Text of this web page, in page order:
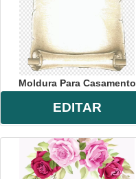
Moldura Para Casamento
EDITAR